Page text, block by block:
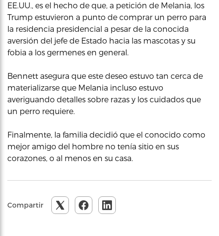
EE.UU., es el hecho de que, a petición de Melania, los
Trump estuvieron a punto de comprar un perro para
la residencia presidencial a pesar de la conocida
aversión del jefe de Estado hacia las mascotas y su
fobia a los germenes en general.
Bennett asegura que este deseo estuvo tan cerca de
materializarse que Melania incluso estuvo
averiguando detalles sobre razas y los cuidados que
un perro requiere.
Finalmente, la familia decidió que el conocido como
mejor amigo del hombre no tenía sitio en sus
corazones, o al menos en su casa.
Compartir